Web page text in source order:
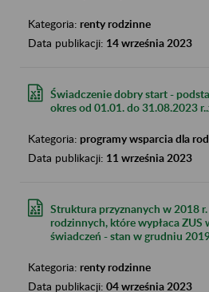
Kategoria: renty rodzinne
Data publikacji: 14 września 2023
Świadczenie dobry start -
okres od 01.01. do 31.08.2023
Kategoria: programy wsparcia dla
Data publikacji: 11 września 2023
Struktura przyznanych w 2018
rodzinnych, które wypłaca ZUS
świadczeń - stan w grudniu
Kategoria: renty rodzinne
Data publikacji: 04 września 2023